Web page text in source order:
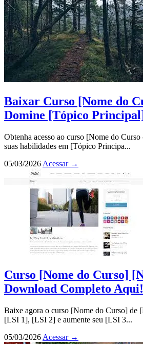
Baixar Curso [Nome do
Domine [Tópico Principal]
Obtenha acesso ao curso [Nome do
suas habilidades em [Tópico Principa...
05/03/2026 Acessar →
Curso [Nome do Curso]
Download Completo Aqui!
Baixe agora o curso [Nome do Curso] de
[LSI 1], [LSI 2] e aumente seu [LSI 3...
05/03/2026 Acessar →